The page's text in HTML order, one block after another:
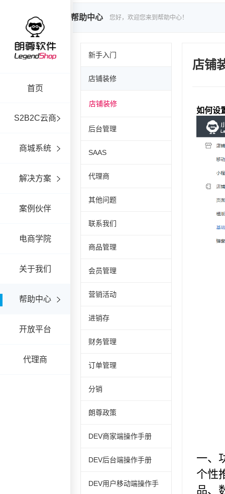
首页
S2B2C云商
商城系统
解决方案
案例伙伴
电商学院
关于我们
帮助中心
开放平台
代理商
帮助中心 您好，欢迎您来到帮助中心！
新手入门
店铺装修
店铺装修
后台管理
SAAS
代理商
其他问题
联系我们
商品管理
会员管理
营销活动
进销存
财务管理
订单管理
分销
朗尊政策
DEV商家端操作手册
DEV后台端操作手册
DEV用户移动端操作手
店铺